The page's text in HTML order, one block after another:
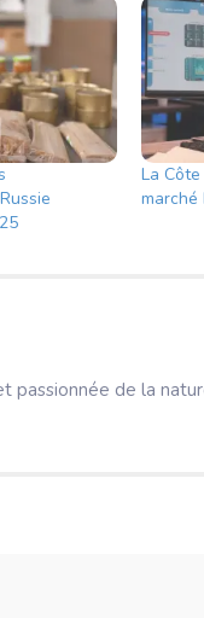
La
marché
passionnée de la